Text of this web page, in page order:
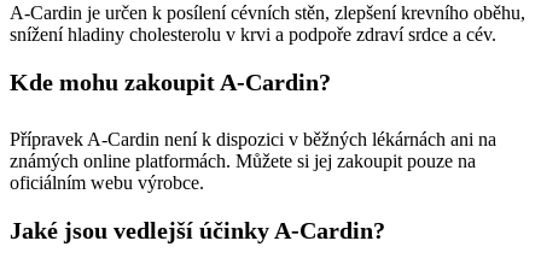
A-Cardin je určen k posílení cévních stěn, zlepšení krevního oběhu,
snížení hladiny cholesterolu v krvi a podpoře zdraví srdce a cév.
Kde mohu zakoupit A-Cardin?
Přípravek A-Cardin není k dispozici v běžných lékárnách ani na
známých online platformách. Můžete si jej zakoupit pouze na
oficiálním webu výrobce.
Jaké jsou vedlejší účinky A-Cardin?